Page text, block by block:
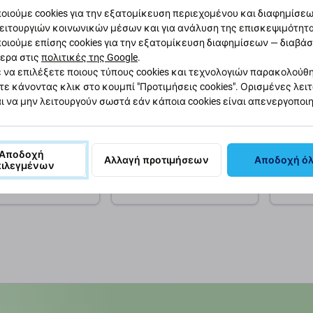
RL-014A
Relife
Relife RL-805
8,04 €
QianLi
cookies για την εξατομίκευση περιεχομένου και
κοινωνικών μέσων και για ανάλυση της
επίσης cookies για την εξατομίκευση διαφημίσεων —
στις πολιτικές της Google.
να επιλέξετε ποιους τύπους cookies και τεχνολογιών
κάνοντας κλικ στο κουμπί "Προτιμήσεις cookies". Ορισμένες
να μην λειτουργούν σωστά εάν κάποια cookies είναι
Αλλαγή προτιμήσεων Αποδοχή